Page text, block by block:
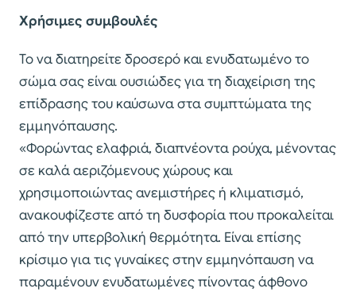
Χρήσιμες συμβουλές
Το να διατηρείτε δροσερό και ενυδατωμένο το
σώμα σας είναι ουσιώδες για τη διαχείριση της
επίδρασης του καύσωνα στα συμπτώματα της
εμμηνόπαυσης.
«Φορώντας ελαφριά, διαπνέοντα ρούχα, μένοντας
σε καλά αεριζόμενους χώρους και
χρησιμοποιώντας ανεμιστήρες ή κλιματισμό,
ανακουφίζεστε από τη δυσφορία που προκαλείται
από την υπερβολική θερμότητα. Είναι επίσης
κρίσιμο για τις γυναίκες στην εμμηνόπαυση να
παραμένουν ενυδατωμένες πίνοντας άφθονο